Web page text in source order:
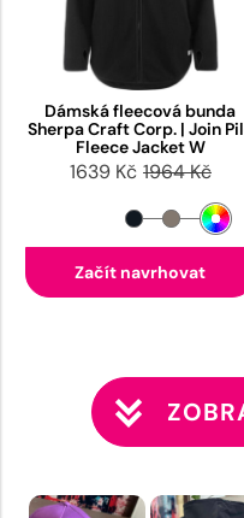
Dámská fleecová bunda
Sherpa Craft Corp. | Join
Fleece Jacket W
1639 Kč 1964 Kč
Začít navrhovat